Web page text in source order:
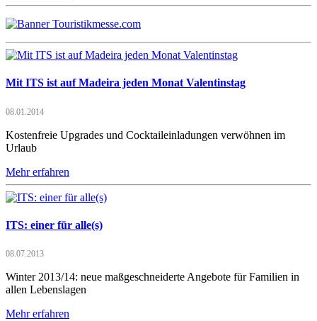
Mit ITS ist auf Madeira jeden Monat Valentinstag
08.01.2014
Kostenfreie Upgrades und Cocktaileinladungen verwöhnen im
Urlaub
Mehr erfahren
ITS: einer für alle(s)
08.07.2013
Winter 2013/14: neue maßgeschneiderte Angebote für Familien in
allen Lebenslagen
Mehr erfahren